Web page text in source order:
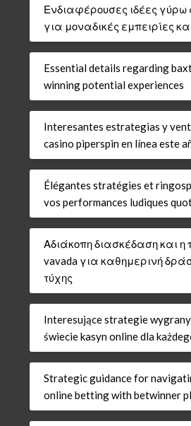
Ενδιαφέρουσες ιδέες γύρω
για μοναδικές εμπειρίες
Essential details regarding
winning potential experiences
Interesantes estrategias y
casino piperspin en línea este
Élégantes stratégies et
vos performances ludiques
Αδιάκοπη διασκέδαση και
vavada για καθημερινή
τύχης
Interesujące strategie
świecie kasyn online dla
Strategic guidance for
online betting with betwinner